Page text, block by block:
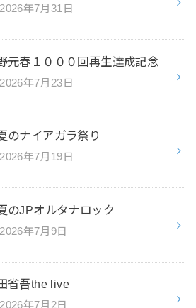
2026年7月31日
元春１０００回再生達成記念
2026年7月23日
のナイアガラ祭り
2026年7月19日
のJPオルタナロック
2026年7月9日
省吾the live
2026年7月2日